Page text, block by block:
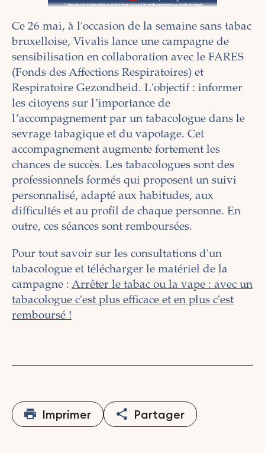
Ce 26 mai, à l'occasion de la semaine sans tabac
bruxelloise, Vivalis lance une campagne de
sensibilisation en collaboration avec le FARES
(Fonds des Affections Respiratoires) et
Respiratoire Gezondheid. L'objectif : informer
les citoyens sur l’importance de
l’accompagnement par un tabacologue dans le
sevrage tabagique et du vapotage. Cet
accompagnement augmente fortement les
chances de succès. Les tabacologues sont des
professionnels formés qui proposent un suivi
personnalisé, adapté aux habitudes, aux
difficultés et au profil de chaque personne. En
outre, ces séances sont remboursées.
Pour tout savoir sur les consultations d'un
tabacologue et télécharger le matériel de la
campagne : Arrêter le tabac ou la vape : avec un
tabacologue c'est plus efficace et en plus c'est
remboursé !
Imprimer Partager